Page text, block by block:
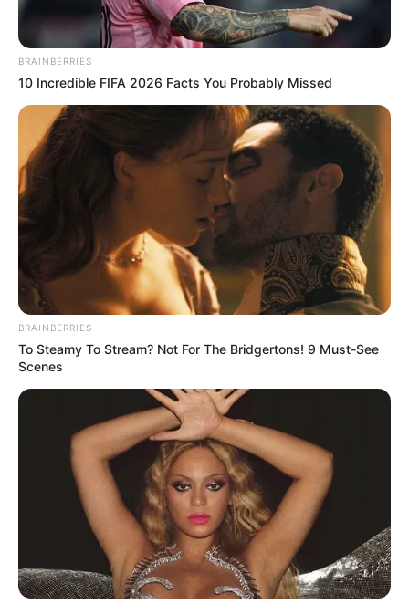
BRAINBERRIES
10 Incredible FIFA 2026 Facts You Probably Missed
BRAINBERRIES
To Steamy To Stream? Not For The Bridgertons! 9 Must-See
Scenes